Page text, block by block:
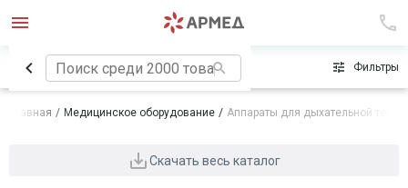
Сначала популярные Фильтры
Главная Медицинское оборудование Аппараты для дыхательной
Скачать весь каталог